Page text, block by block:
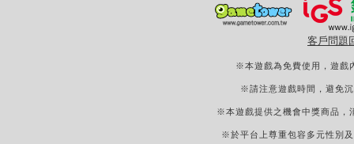
客戶問題
※本遊戲為免費使用，遊戲
※請注意遊戲時間，避免
※本遊戲提供之機會中獎商品，
※於平台上尊重包容多元性別